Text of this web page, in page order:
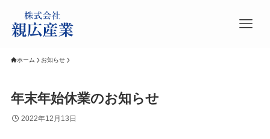
ホーム お知らせ
年末年始休業のお知らせ
2022年12月13日